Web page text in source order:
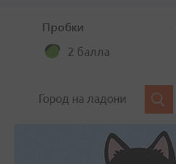
Пробки
2 балла
Город на ладони